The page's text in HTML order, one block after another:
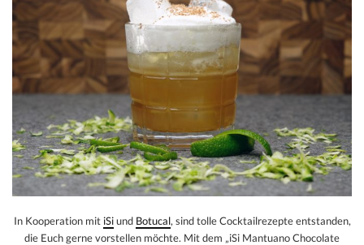
In Kooperation mit iSiund Botucal, sind tolle Cocktailrezepte entstanden,
die Euch gerne vorstellen möchte. Mit dem „iSi Mantuano Chocolate